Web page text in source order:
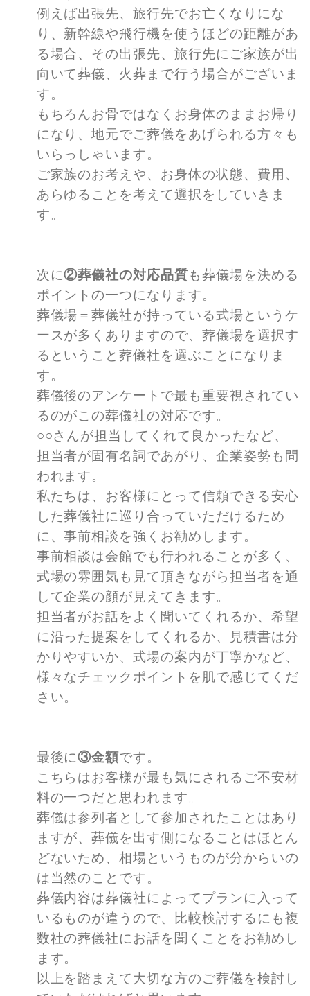
例えば出張先、旅行先でお亡くなりにな
り、新幹線や飛行機を使うほどの距離があ
る場合、その出張先、旅行先にご家族が出
向いて葬儀、火葬まで行う場合がございま
す。
もちろんお骨ではなくお身体のままお帰り
になり、地元でご葬儀をあげられる方々も
いらっしゃいます。
ご家族のお考えや、お身体の状態、費用、
あらゆることを考えて選択をしていきま
す。
次に②葬儀社の対応品質も葬儀場を決める
ポイントの一つになります。
葬儀場＝葬儀社が持っている式場というケ
ースが多くありますので、葬儀場を選択す
るということ葬儀社を選ぶことになりま
す。
葬儀後のアンケートで最も重要視されてい
るのがこの葬儀社の対応です。
○○さんが担当してくれて良かったなど、
担当者が固有名詞であがり、企業姿勢も問
われます。
私たちは、お客様にとって信頼できる安心
した葬儀社に巡り合っていただけるため
に、事前相談を強くお勧めします。
事前相談は会館でも行われることが多く、
式場の雰囲気も見て頂きながら担当者を通
して企業の顔が見えてきます。
担当者がお話をよく聞いてくれるか、希望
に沿った提案をしてくれるか、見積書は分
かりやすいか、式場の案内が丁寧かなど、
様々なチェックポイントを肌で感じてくだ
さい。
最後に③金額です。
こちらはお客様が最も気にされるご不安材
料の一つだと思われます。
葬儀は参列者として参加されたことはあり
ますが、葬儀を出す側になることはほとん
どないため、相場というものが分からいの
は当然のことです。
葬儀内容は葬儀社によってプランに入って
いるものが違うので、比較検討するにも複
数社の葬儀社にお話を聞くことをお勧めし
ます。
以上を踏まえて大切な方のご葬儀を検討し